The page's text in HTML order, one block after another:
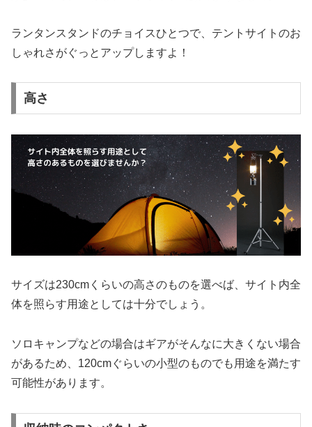
ランタンスタンドのチョイスひとつで、テントサイトのお
しゃれさがぐっとアップしますよ！
高さ
サイズは230cmくらいの高さのものを選べば、サイト内全
体を照らす用途としては十分でしょう。
ソロキャンプなどの場合はギアがそんなに大きくない場合
があるため、120cmぐらいの小型のものでも用途を満たす
可能性があります。